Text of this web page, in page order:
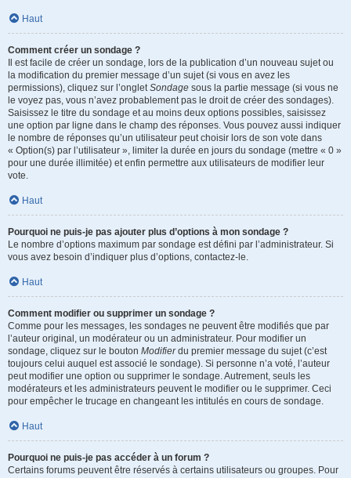
Haut
Comment créer un sondage ?
Il est facile de créer un sondage, lors de la publication d’un nouveau sujet ou
la modification du premier message d’un sujet (si vous en avez les
permissions), cliquez sur l’ongletSondage sous la partie message (si vous ne
le voyez pas, vous n’avez probablement pas le droit de créer des sondages).
Saisissez le titre du sondage et au moins deux options possibles, saisissez
une option par ligne dans le champ des réponses. Vous pouvez aussi indiquer
le nombre de réponses qu’un utilisateur peut choisir lors de son vote dans
« Option(s) par l’utilisateur », limiter la durée en jours du sondage (mettre « 0 »
pour une durée illimitée) et enfin permettre aux utilisateurs de modifier leur
vote.
Haut
Pourquoi ne puis-je pas ajouter plus d’options à mon sondage ?
Le nombre d’options maximum par sondage est défini par l’administrateur. Si
vous avez besoin d’indiquer plus d’options, contactez-le.
Haut
Comment modifier ou supprimer un sondage ?
Comme pour les messages, les sondages ne peuvent être modifiés que par
l’auteur original, un modérateur ou un administrateur. Pour modifier un
sondage, cliquez sur le bouton Modifierdu premier message du sujet (c’est
toujours celui auquel est associé le sondage). Si personne n’a voté, l’auteur
peut modifier une option ou supprimer le sondage. Autrement, seuls les
modérateurs et les administrateurs peuvent le modifier ou le supprimer. Ceci
pour empêcher le trucage en changeant les intitulés en cours de sondage.
Haut
Pourquoi ne puis-je pas accéder à un forum ?
Certains forums peuvent être réservés à certains utilisateurs ou groupes. Pour